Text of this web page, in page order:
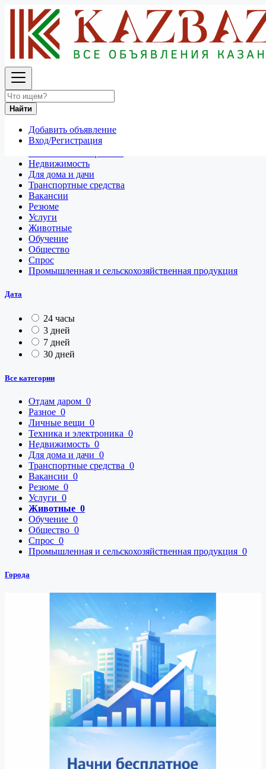
Найти
Добавить объявление
Вход/Регистрация
Животные
Все объявления в 50 км around Москва
Разное
Личные вещи
Недвижимость
Для дома и дачи
Транспортные средства
Вакансии
Резюме
Услуги
Животные
Обучение
Общество
Спрос
Промышленная и сельскохозяйственная продукция
Дата
24 часы
3 дней
7 дней
30 дней
Все категории
Отдам даром 0
Разное 0
Личные вещи 0
Техника и электроника 0
Недвижимость 0
Для дома и дачи 0
Транспортные средства 0
Вакансии 0
Резюме 0
Услуги 0
Животные 0
Обучение 0
Общество 0
Спрос 0
Промышленная и сельскохозяйственная продукция 0
Города